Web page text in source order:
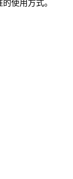
使用方式。